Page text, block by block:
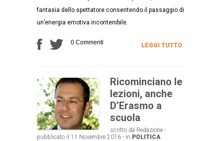
fantasia dello spettatore consentendo il passaggio di
un’energia emotiva incontenibile.
0 Commenti LEGGI TUTTO
Ricominciano le
lezioni, anche
D’Erasmo a
scuola
scritto da Redazione -
pubblicato il 11 Novembre 2016 - in POLITICA